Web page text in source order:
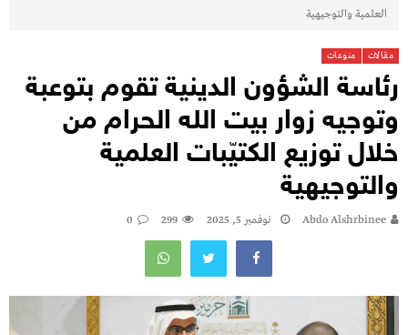
العلمية والتوجيهية
مقالات منوعات
رئاسة الشؤون الدينية تقوم بتوعبة
وتوجيه زوار بيت الله الحرام من
خلال توزيع الكتيّبات العلمية
والتوجيهية
Abdo Alshrbinee نوفمبر 5, 2025 299
0